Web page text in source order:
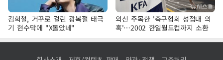
김희철, 거꾸로 걸린 광복절 태극
기 현수막에 "X돌았네"
외신 주목한 '축구협회 성접대 의
혹'…2002 한일월드컵까지 소환